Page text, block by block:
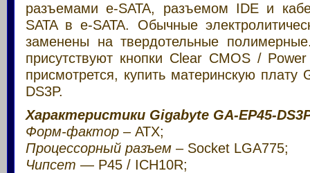
разъемами e-SATA, разъемом IDE и
SATA в e-SATA. Обычные
заменены на твердотельные
присутствуют кнопки Clear CMOS /
присмотрется, купить материнскую плату
DS3P.
Характеристики Gigabyte GA-EP45-
Форм-фактор – ATX;
Процессорный разъем – Socket LGA775;
Чипсет — P45 / ICH10R;